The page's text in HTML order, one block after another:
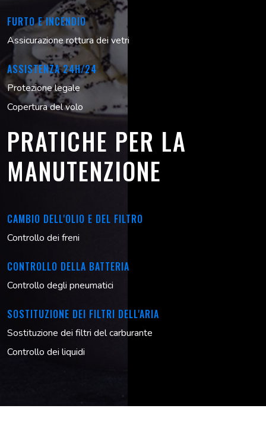
FURTO E INCENDIO
Assicurazione rottura dei vetri
ASSISTENZA 24H/24
Protezione legale
Copertura del volo
PRATICHE PER LA
MANUTENZIONE
CAMBIO DELL'OLIO E DEL FILTRO
Controllo dei freni
CONTROLLO DELLA BATTERIA
Controllo degli pneumatici
SOSTITUZIONE DEI FILTRI DELL'ARIA
Sostituzione dei filtri del carburante
Controllo dei liquidi